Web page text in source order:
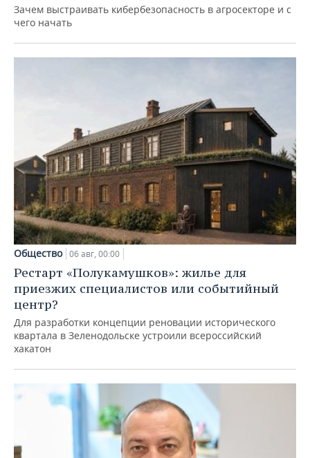
Зачем выстраивать кибербезопасность в агросекторе и с
чего начать
Общество 06 авг, 00:00
Рестарт «Полукамушков»: жилье для
приезжих специалистов или событийный
центр?
Для разработки концепции реновации исторического
квартала в Зеленодольске устроили всероссийский
хакатон